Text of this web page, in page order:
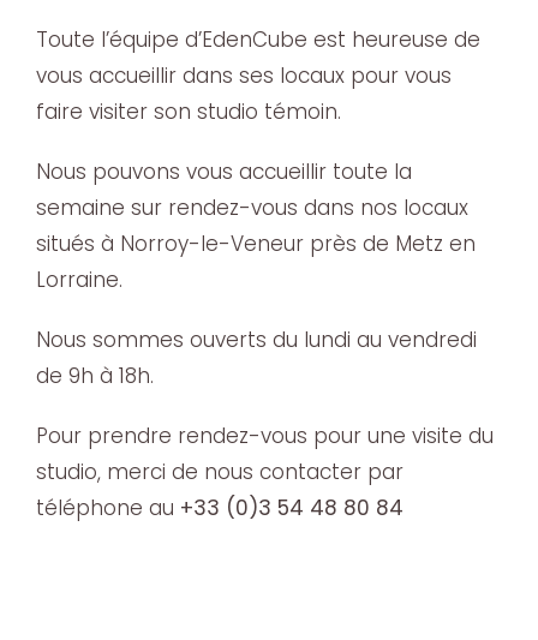
Toute l’équipe d’EdenCube est heureuse de
vous accueillir dans ses locaux pour vous
faire visiter son studio témoin.
Nous pouvons vous accueillir toute la
semaine sur rendez-vous dans nos locaux
situés à Norroy-le-Veneur près de Metz en
Lorraine.
Nous sommes ouverts du lundi au vendredi
de 9h à 18h.
Pour prendre rendez-vous pour une visite du
studio, merci de nous contacter par
téléphone au +33 (0)3 54 48 80 84